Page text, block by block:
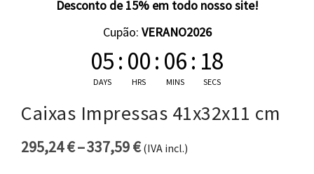
Desconto de 15% em todo nosso site!
Cupão: VERANO2026
05
DAYS
: 00
HRS
: 06
MINS
: 17
SECS
Caixas Impressas 41x32x11 cm
295,24€–337,59€
Price range: 295,24 €
(IVA incl.)